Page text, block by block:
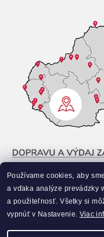
Používame cookies, aby
a vďaka analýze prevádzky
a použiteľnosť. Všetky si
vypnúť v Nastavenie. Viac